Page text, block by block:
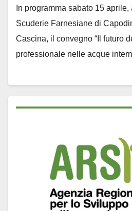
In programma sabato 15
Scuderie Farnesiane di
Cascina, il convegno “Il futuro
professionale nelle acque